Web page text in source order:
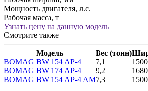
Мощность двигателя, л.с.
Рабочая масса, т
Узнать цену на данную модель
Смотрите также
Модель Вес (тонн)
BOMAG BW 154 AP-4
7,1
1500
BOMAG BW 174 AP-4
9,2
1680
BOMAG BW 154 AP-4 AM7,3
1500